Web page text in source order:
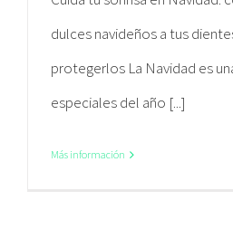
dulces navideños a tus
protegerlos La Navidad es
especiales del año [...]
Más información